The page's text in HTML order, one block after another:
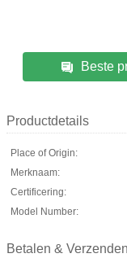
Beste
Productdetails
Place of Origin:
Merknaam:
Certificering:
Model Number:
Betalen &